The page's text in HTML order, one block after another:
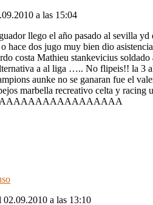
a las 15:04
llego el año pasado al sevilla
hace dos jugo muy bien dio
costa Mathieu stankevicius
a al liga ….. No flipeis!! la 3
aunke no se ganaran fue el
marbella recreativo celta y racing
02.09.2010 a las 13:10